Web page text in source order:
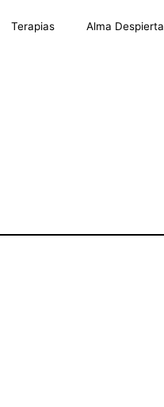
Terapias Alma Despierta